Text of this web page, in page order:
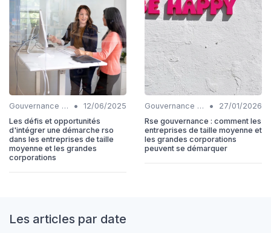
Gouvernance durable •
12/06/2025
Les défis et opportunités
d'intégrer une démarche rso
dans les entreprises de taille
moyenne et les grandes
corporations
Gouvernance durable •
27/01/2026
Rse gouvernance : comment les
entreprises de taille moyenne et
les grandes corporations
peuvent se démarquer
Les articles par date